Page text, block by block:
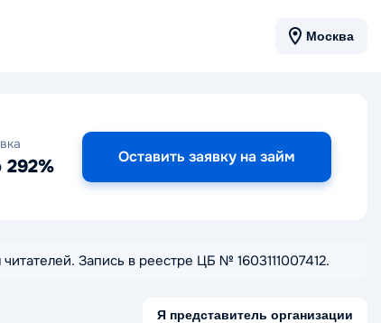
Москва
292% Оставить заявку на займ
Запись в реестре ЦБ № 1603111007412.
Я представитель организации